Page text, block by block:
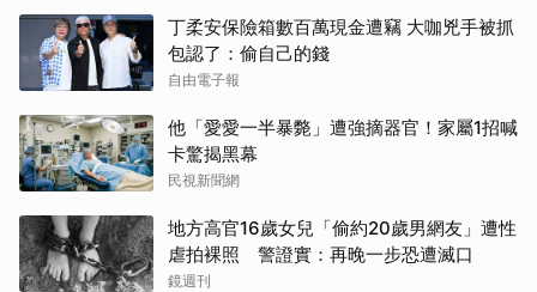
丁柔安保險箱數百萬現金遭竊 大咖兇手被抓
包認了：偷自己的錢
自由電子報
他「愛愛一半暴斃」遭強摘器官！家屬1招喊
卡驚揭黑幕
民視新聞網
地方高官16歲女兒「偷約20歲男網友」遭性
虐拍裸照 警證實：再晚一步恐遭滅口
鏡週刊